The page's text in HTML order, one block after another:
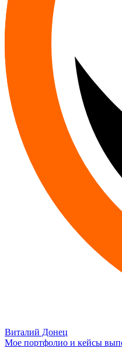
Виталий Донец
Мое портфолио и кейсы